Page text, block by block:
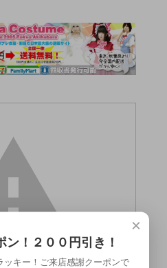
×
ン！２００円引き！
ッキー！ご来店感謝クーポンで